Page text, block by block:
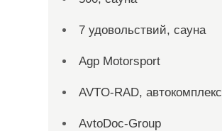
7 удовольствий, сауна
Agp Motorsport
AVTO-RAD, автокомплекс
AvtoDoc-Group